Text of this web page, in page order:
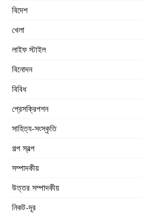
বিদেশ
খেলা
লাইফ স্টাইল
বিনোদন
বিবিধ
প্রেসক্রিপশন
সাহিত্য-সংস্কৃতি
গল্প স্বল্প
সম্পাদকীয়
উত্তর সম্পাদকীয়
নিকট-দূর